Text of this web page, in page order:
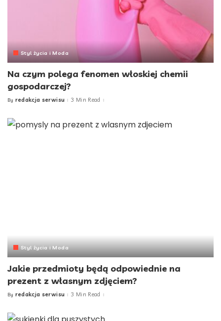
Styl życia i Moda
Na czym polega fenomen włoskiej chemii
gospodarczej?
Posted
By redakcja serwisu 3 Min Read
Styl życia i Moda
Jakie przedmioty będą odpowiednie na
prezent z własnym zdjęciem?
Posted
By redakcja serwisu 3 Min Read